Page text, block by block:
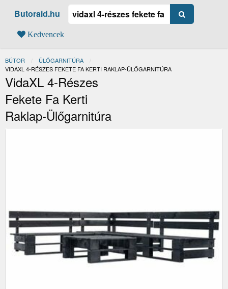
Butoraid.hu
Kedvencek
BÚTOR
ÜLŐGARNITÚRA
JELENLEGI:
VIDAXL 4-RÉSZES FEKETE FA KERTI RAKLAP-ÜLŐGARNITÚRA
VidaXL 4-Részes
Fekete Fa Kerti
Raklap-Ülőgarnitúra